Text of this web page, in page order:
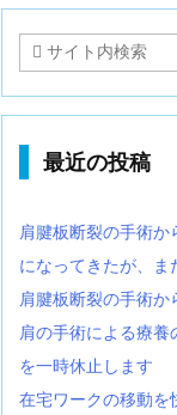
最近の投稿
肩腱板断裂の手術
になってきたが、ま
肩腱板断裂の手術
肩の手術による療
を一時休止します
在宅ワークの移動を